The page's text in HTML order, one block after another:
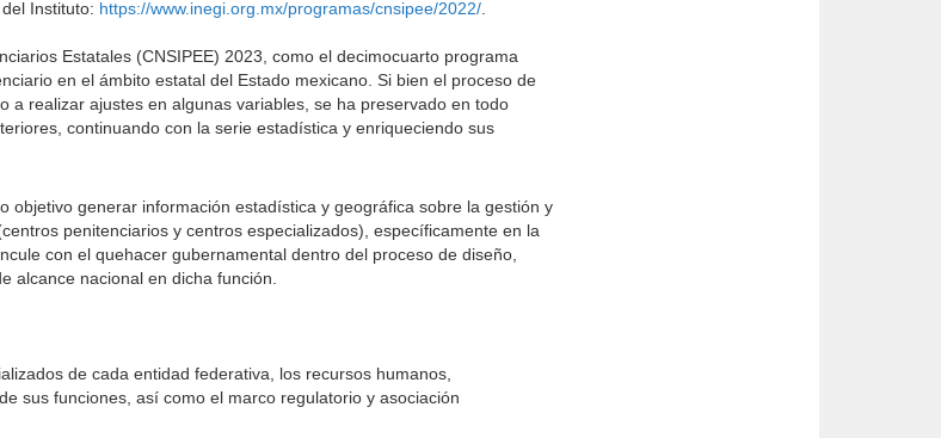
Instituto: https://www.inegi.org.mx/programas/cnsipee/2022/
Estatales (CNSIPEE) 2023, como el decimocuarto programa
en el ámbito estatal del Estado mexicano. Si bien el proceso de
realizar ajustes en algunas variables, se ha preservado en todo
continuando con la serie estadística y enriqueciendo sus
objetivo generar información estadística y geográfica sobre la gestión y
penitenciarios y centros especializados), específicamente en la
con el quehacer gubernamental dentro del proceso de diseño,
alcance nacional en dicha función.
de cada entidad federativa, los recursos humanos,
sus funciones, así como el marco regulatorio y asociación